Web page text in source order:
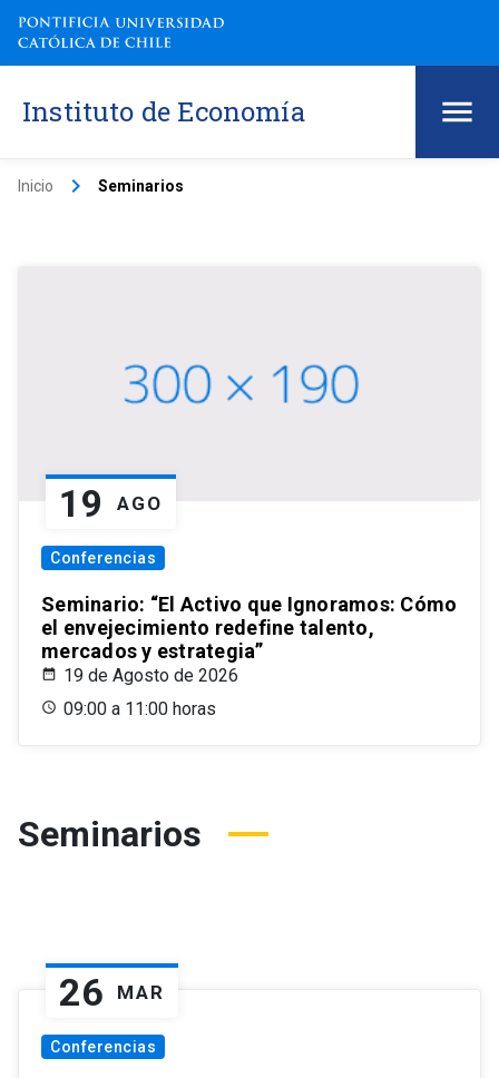
Instituto de Economía
Inicio keyboard_arrow_right Seminarios
19 AGO
Conferencias
Seminario: “El Activo que Ignoramos: Cómo
el envejecimiento redefine talento,
mercados y estrategia”
19 de Agosto de 2026
09:00 a 11:00 horas
Seminarios
26 MAR
Conferencias